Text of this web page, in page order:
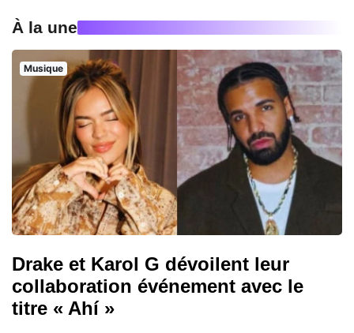
À la une
Musique
Drake et Karol G dévoilent leur
collaboration événement avec le
titre « Ahí »